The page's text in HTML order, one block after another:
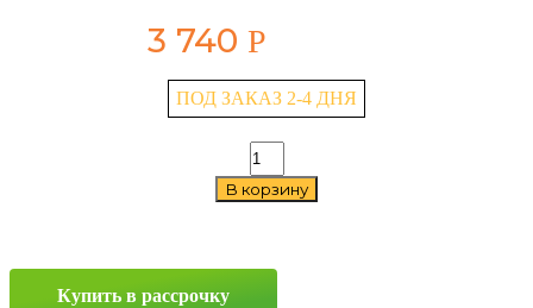
3 740 Р
ПОД ЗАКАЗ 2-4 ДНЯ
Количество
товара
Kama
R14
В корзину
Купить в рассрочку